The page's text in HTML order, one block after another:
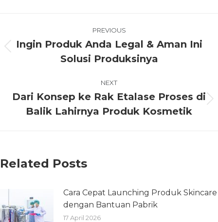
PREVIOUS
Ingin Produk Anda Legal & Aman Ini
Solusi Produksinya
NEXT
Dari Konsep ke Rak Etalase Proses di
Balik Lahirnya Produk Kosmetik
Related Posts
Cara Cepat Launching Produk Skincare
dengan Bantuan Pabrik
17 April 2026